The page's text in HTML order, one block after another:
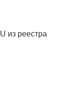
из реестра